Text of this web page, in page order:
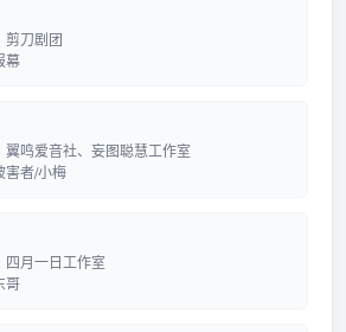
剪刀剧团
幕
翼鸣爱音社、妄图聪慧工作室
害者/小梅
四月一日工作室
哥